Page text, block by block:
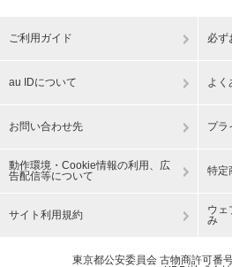
ご利用ガイド 必ず
au IDについて よく
お問い合わせ先 プラ
動作環境・Cookie情報の利用、広
告配信等について
特定
サイト利用規約
ウェ
み
東京都公安委員会 古物商許可番